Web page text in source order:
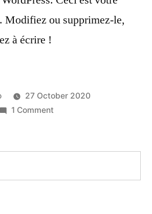
Modifiez ou supprimez-le,
à écrire !
27 October 2020
1 Commenton
le